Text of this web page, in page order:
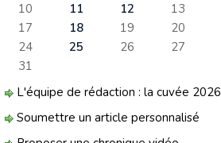
10
11 12 13
17
18 19 20
24
25 26 27
31
L'équipe de rédaction : la cuvée 2026
Soumettre un article personnalisé